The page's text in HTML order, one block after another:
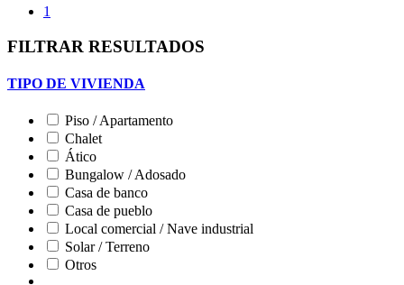
1
FILTRAR RESULTADOS
TIPO DE VIVIENDA
Piso / Apartamento
Chalet
Ático
Bungalow / Adosado
Casa de banco
Casa de pueblo
Local comercial / Nave industrial
Solar / Terreno
Otros